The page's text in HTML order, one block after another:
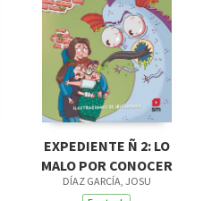
EXPEDIENTE Ñ 2: LO
MALO POR CONOCER
DÍAZ GARCÍA, JOSU